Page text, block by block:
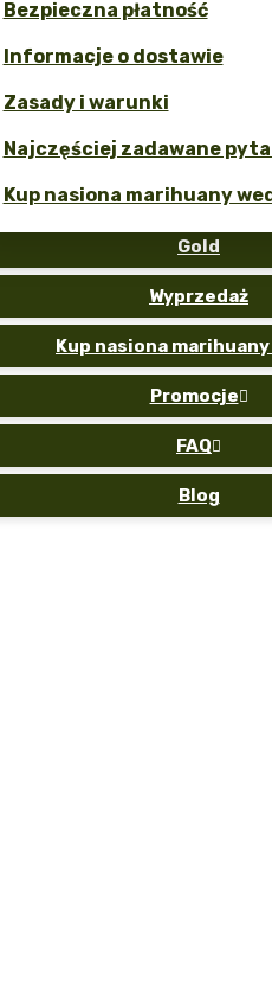
Bezpieczna płatność
Informacje o dostawie
Zasady i warunki
Najczęściej zadawane
Kup nasiona marihuany
Fem
Reg
Gold
Wyprzedaż
Kup nasiona
Promocje 
FAQ 
Blog